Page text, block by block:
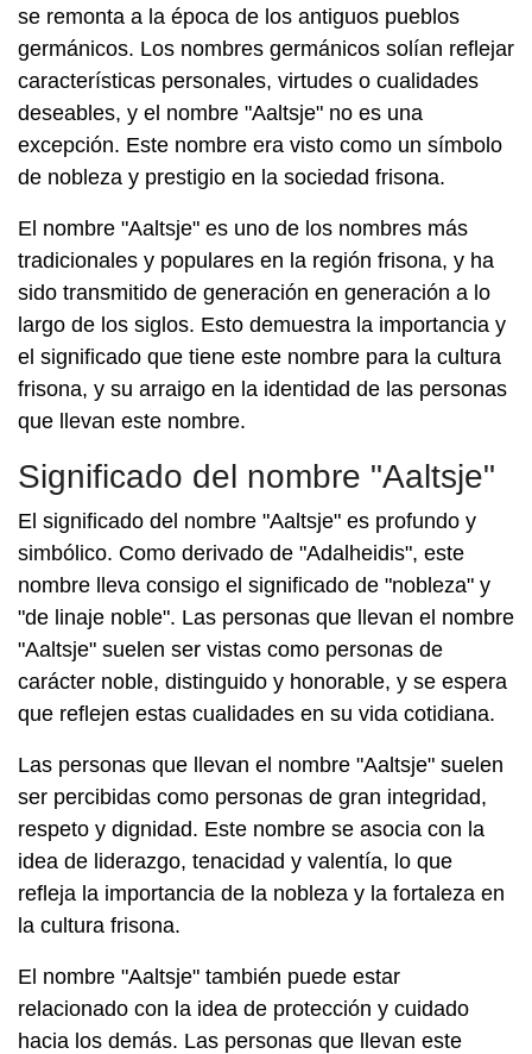
se remonta a la época de los antiguos pueblos
germánicos. Los nombres germánicos solían reflejar
características personales, virtudes o cualidades
deseables, y el nombre "Aaltsje" no es una
excepción. Este nombre era visto como un símbolo
de nobleza y prestigio en la sociedad frisona.
El nombre "Aaltsje" es uno de los nombres más
tradicionales y populares en la región frisona, y ha
sido transmitido de generación en generación a lo
largo de los siglos. Esto demuestra la importancia y
el significado que tiene este nombre para la cultura
frisona, y su arraigo en la identidad de las personas
que llevan este nombre.
Significado del nombre "Aaltsje"
El significado del nombre "Aaltsje" es profundo y
simbólico. Como derivado de "Adalheidis", este
nombre lleva consigo el significado de "nobleza" y
"de linaje noble". Las personas que llevan el nombre
"Aaltsje" suelen ser vistas como personas de
carácter noble, distinguido y honorable, y se espera
que reflejen estas cualidades en su vida cotidiana.
Las personas que llevan el nombre "Aaltsje" suelen
ser percibidas como personas de gran integridad,
respeto y dignidad. Este nombre se asocia con la
idea de liderazgo, tenacidad y valentía, lo que
refleja la importancia de la nobleza y la fortaleza en
la cultura frisona.
El nombre "Aaltsje" también puede estar
relacionado con la idea de protección y cuidado
hacia los demás. Las personas que llevan este